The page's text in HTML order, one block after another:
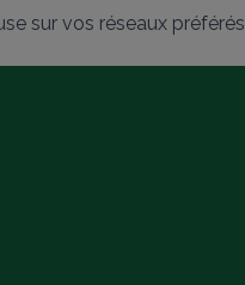
sur vos réseaux préférés